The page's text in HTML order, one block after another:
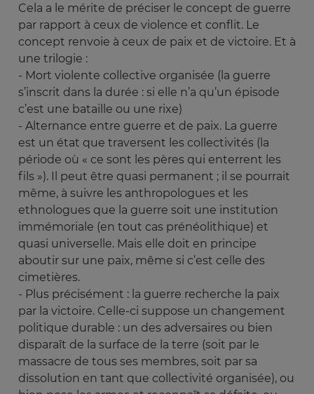
Cela a le mérite de préciser le concept de guerre
par rapport à ceux de violence et conflit. Le
concept renvoie à ceux de paix et de victoire. Et à
une trilogie :
- Mort violente collective organisée (la guerre
s’inscrit dans la durée : si elle n’a qu’un épisode
c’est une bataille ou une rixe)
- Alternance entre guerre et de paix. La guerre
est un état que traversent les collectivités (la
période où « ce sont les pères qui enterrent les
fils »). Il peut être quasi permanent ; il se pourrait
même, à suivre les anthropologues et les
ethnologues que la guerre soit une institution
immémoriale (en tout cas prénéolithique) et
quasi universelle. Mais elle doit en principe
aboutir sur une paix, même si c’est celle des
cimetières.
- Plus précisément : la guerre recherche la paix
par la victoire. Celle-ci suppose un changement
politique durable : un des adversaires ou bien
disparaît de la surface de la terre (soit par le
massacre de tous ses membres, soit par sa
dissolution en tant que collectivité organisée), ou